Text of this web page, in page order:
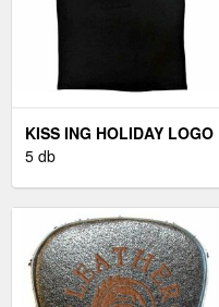
KISS ING HOLIDAY LOGO
UNISEX BLACK M
5 db